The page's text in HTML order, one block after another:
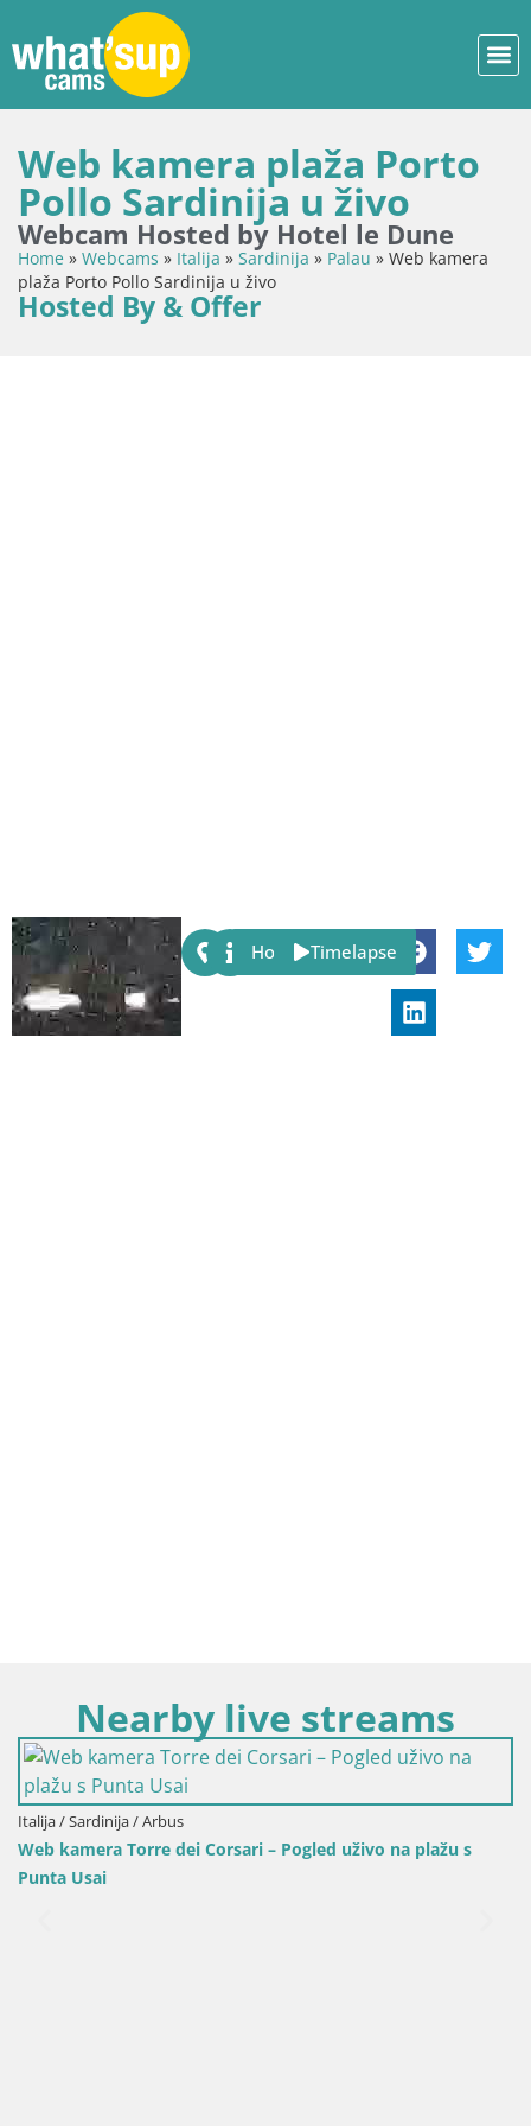
Web kamera plaža Porto
Pollo Sardinija u živo
Webcam Hosted by Hotel le Dune
Home » Webcams » Italija » Sardinija » Palau » Web kamera
plaža Porto Pollo Sardinija u živo
Hosted By & Offer
Share:
Host Timelapse
Nearby live streams
/ Arbus
Torre dei Corsari – Pogled uživo na plažu s